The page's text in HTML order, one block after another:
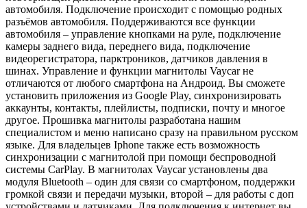
автомобиля. Подключение происходит с помощью родных
разъёмов автомобиля. Поддерживаются все функции
автомобиля – управление кнопками на руле, подключение
камеры заднего вида, переднего вида, подключение
видеорегистратора, парктроников, датчиков давления в
шинах. Управление и функции магнитолы Vaycar не
отличаются от любого смартфона на Андроид. Вы сможете
установить приложения из Google Play, синхронизировать
аккаунты, контакты, плейлисты, подписки, почту и многое
другое. Прошивка магнитолы разработана нашим
специалистом и меню написано сразу на правильном русском
языке. Для владельцев Iphone также есть возможность
синхронизации с магнитолой при помощи беспроводной
системы CarPlay. В магнитолах Vaycar установлены два
модуля Bluetooth – один для связи со смартфоном, поддержки
громкой связи и передачи музыки, второй – для работы с доп